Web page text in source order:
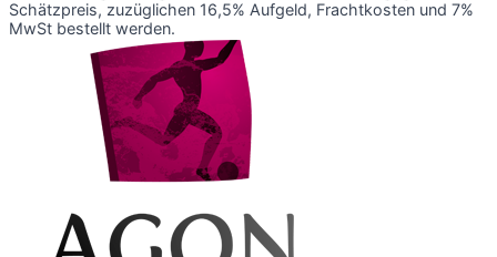
Schätzpreis, zuzüglichen 16,5% Aufgeld, Frachtkosten und 7%
MwSt bestellt werden.